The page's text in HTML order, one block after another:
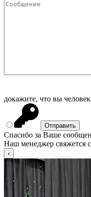
докажите, что вы
Спасибо за Ваше
Наш менеджер свяжется